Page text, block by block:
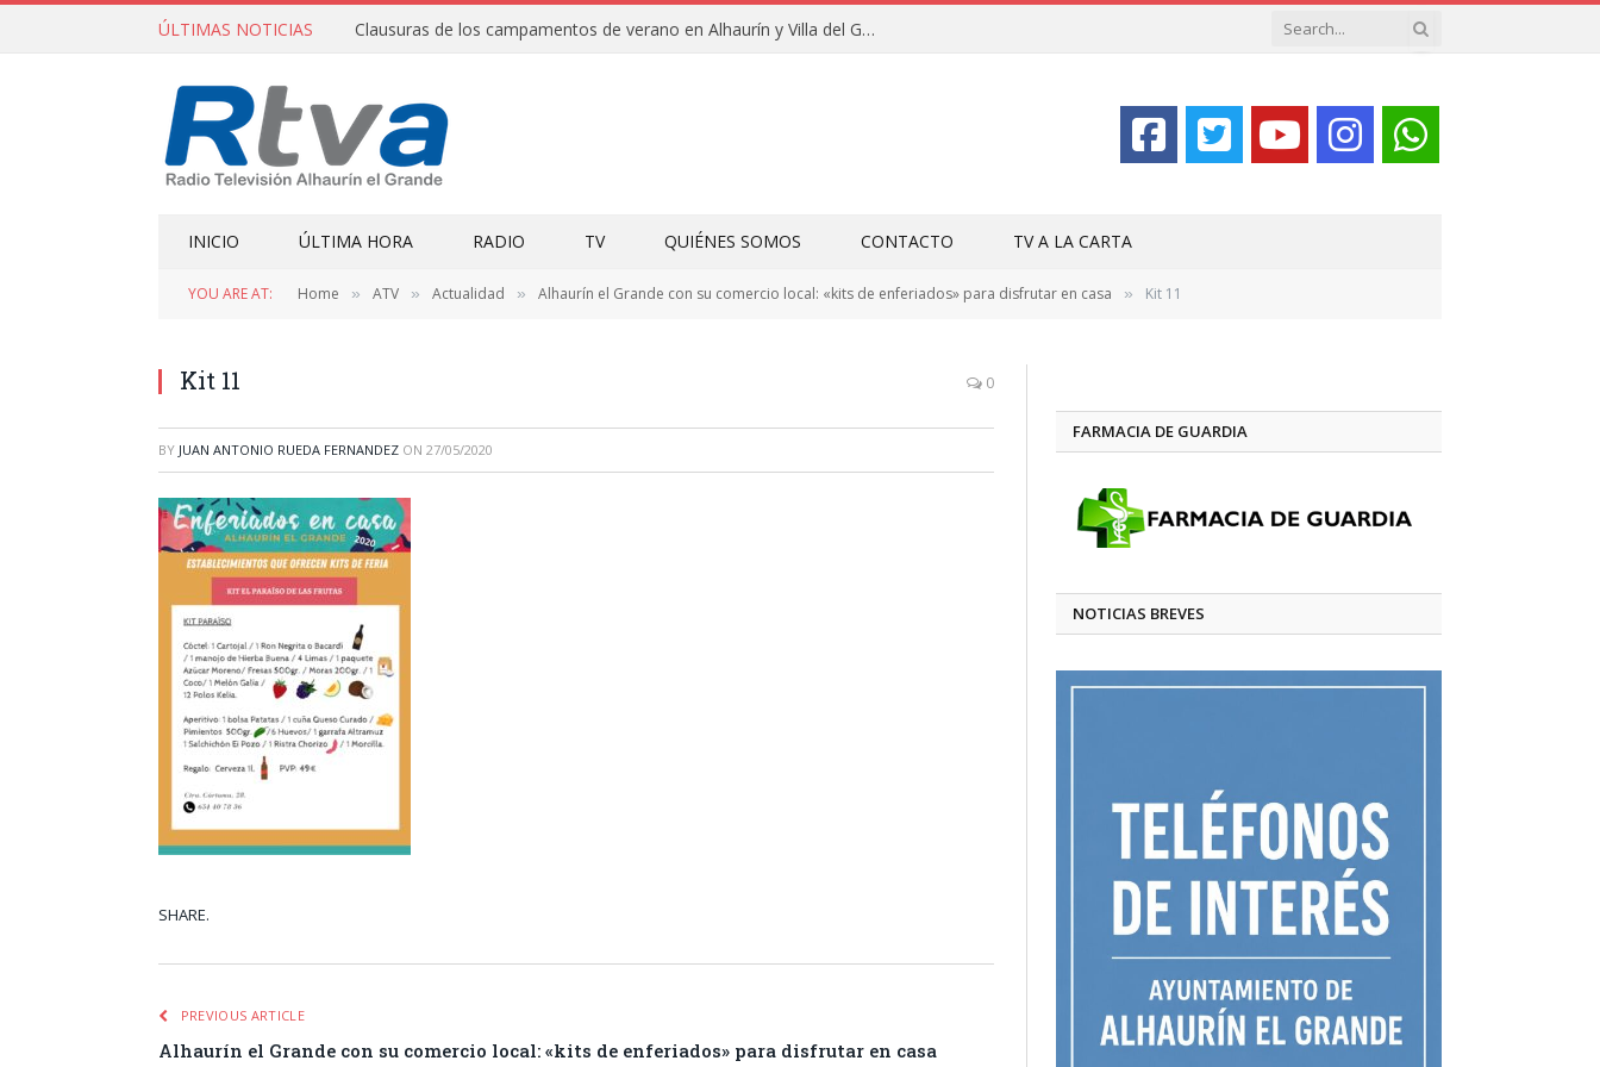
ÚLTIMAS NOTICIAS Clausuras de los campamentos de verano en Alhaurín y Villa del Guadalhorce 2026
INICIO ÚLTIMA HORA RADIO TV QUIÉNES SOMOS CONTACTO TV A LA CARTA
YOU ARE AT: Home » ATV » Actualidad » Alhaurín el Grande con su comercio local: «kits de enferiados» para disfrutar en casa » Kit 11
Kit 11 0
BY JUAN ANTONIO RUEDA FERNANDEZ ON 27/05/2020
SHARE.
PREVIOUS ARTICLE
Alhaurín el Grande con su comercio local: «kits de enferiados» para disfrutar en casa
FARMACIA DE GUARDIA
NOTICIAS BREVES